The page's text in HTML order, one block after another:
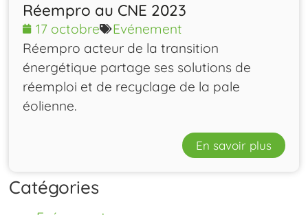
Réempro au CNE 2023
17 octobre
Evénement
Réempro acteur de la transition
énergétique partage ses solutions de
réemploi et de recyclage de la pale
éolienne.
En savoir plus
Catégories